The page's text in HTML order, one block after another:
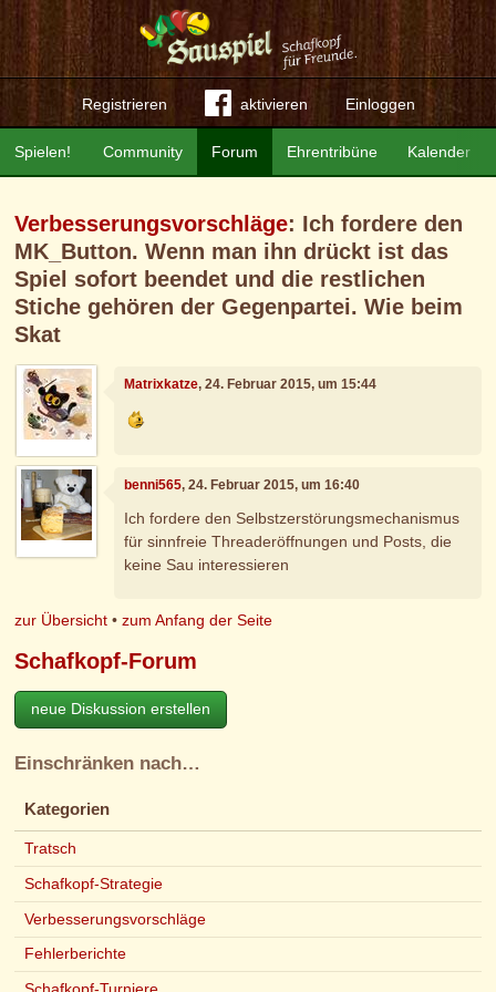
Registrieren aktivieren Einloggen
Community Forum Ehrentribüne Kalender
Spielen!
Verbesserungsvorschläge: Ich fordere den
MK_Button. Wenn man ihn drückt ist das
Spiel sofort beendet und die restlichen
Stiche gehören der Gegenpartei. Wie beim
Skat
Matrixkatze, 24. Februar 2015, um 15:44
benni565, 24. Februar 2015, um 16:40
Ich fordere den Selbstzerstörungsmechanismus
für sinnfreie Threaderöffnungen und Posts, die
keine Sau interessieren
zur Übersicht •zum Anfang der Seite
Schafkopf-Forum
neue Diskussion erstellen
Einschränken nach…
Kategorien
Tratsch
Schafkopf-Strategie
Verbesserungsvorschläge
Fehlerberichte